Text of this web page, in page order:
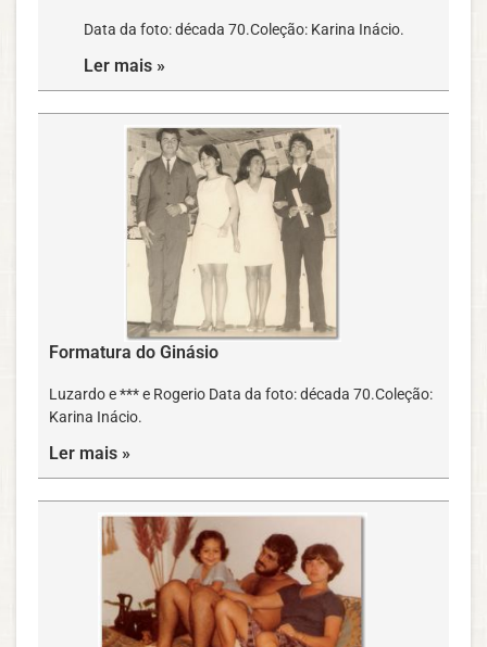
Data da foto: década 70.Coleção: Karina Inácio.
Ler mais »
Formatura do Ginásio
Luzardo e *** e Rogerio Data da foto: década 70.Coleção:
Karina Inácio.
Ler mais »